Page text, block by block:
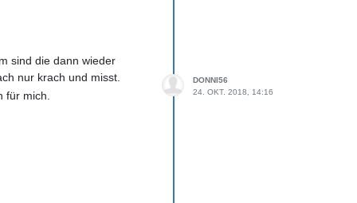
sind die dann wieder
nur krach und misst.
für mich.
DONNI56
24. OKT. 2018, 14:16